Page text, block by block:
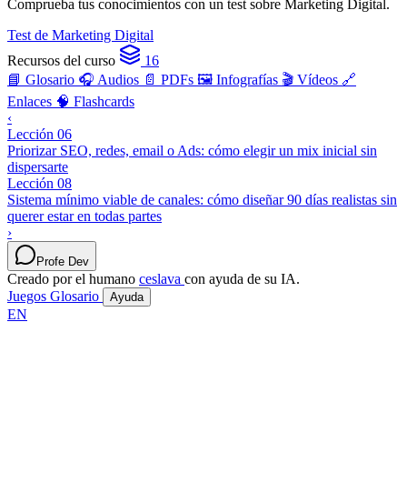
Comprueba tus conocimientos con un test sobre Marketing Digital.
Test de Marketing Digital
Recursos del curso
16
📘 Glosario 🎧 Audios 📄 PDFs 🖼️ Infografías 🎬 Vídeos 🔗
Enlaces 🧠 Flashcards
‹
Lección 06
Priorizar SEO, redes, email o Ads: cómo elegir un mix inicial sin
dispersarte
Lección 08
Sistema mínimo viable de canales: cómo diseñar 90 días realistas sin
querer estar en todas partes
›
Profe Dev
Creado por el humano ceslava con ayuda de su IA.
Juegos Glosario Ayuda
EN